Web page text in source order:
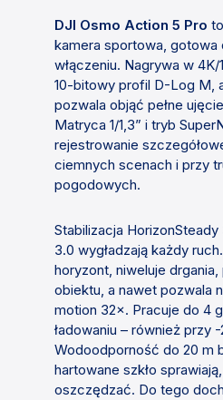
DJI Osmo Action 5 Pro
kamera sportowa, gotowa
włączeniu. Nagrywa w 4K/
10-bitowy profil D-Log M,
pozwala objąć pełne
Matryca 1/1,3” i tryb
rejestrowanie
ciemnych scenach i przy
pogodowych.
Stabilizacja
3.0 wygładzają każdy
horyzont, niweluje
obiektu, a nawet pozwala
motion 32×. Pracuje do 4
ładowaniu – również przy -
Wodoodporność do 20 m
hartowane szkło
oszczędzać. Do tego